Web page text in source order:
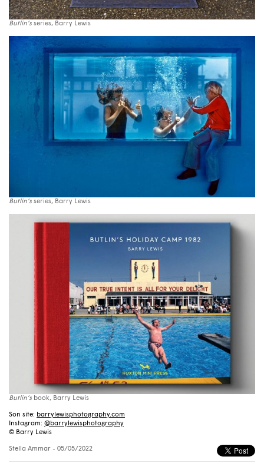
Butlin’s series, Barry Lewis
Butlin’s series, Barry Lewis
Butlin’s book, Barry Lewis
Son site: barrylewisphotography.com
Instagram: @barrylewisphotography
© Barry Lewis
Stella Ammar - 05/05/2022